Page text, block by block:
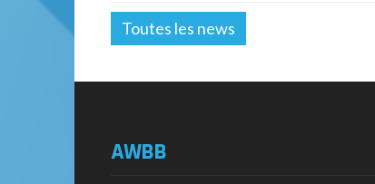
Toutes les news
AWBB